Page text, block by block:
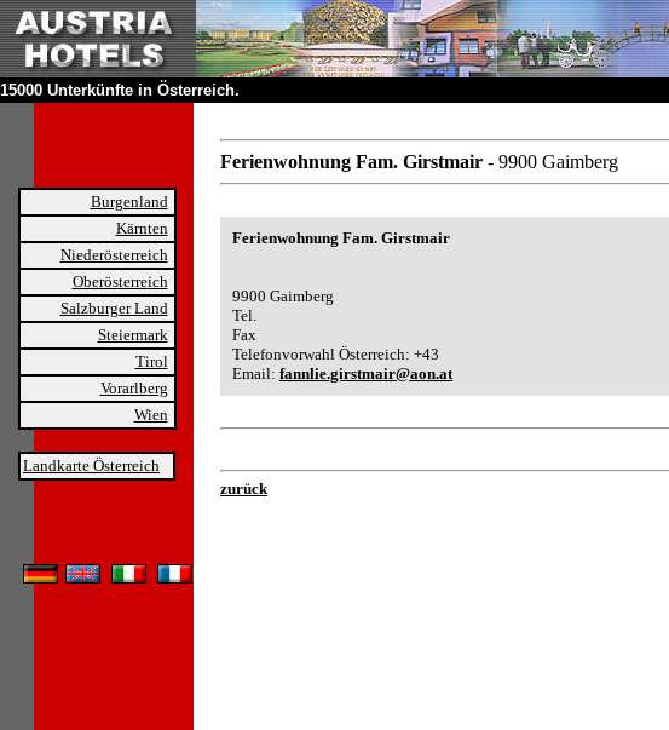
15000 Unterkünfte in Österreich.
Burgenland
Kärnten
Niederösterreich
Oberösterreich
Salzburger Land
Steiermark
Tirol
Vorarlberg
Wien
Landkarte Österreich
Ferienwohnung Fam. Girstmair - 9900 Gaimberg
Ferienwohnung Fam. Girstmair
9900 Gaimberg
Tel.
Fax
Telefonvorwahl Österreich: +43
Email: fannlie.girstmair@aon.at
zurück